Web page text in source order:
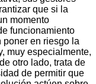
que si la
momento
funcionamiento
poner en riesgo la
muy especialmente,
otro lado, trata de
de permitir que